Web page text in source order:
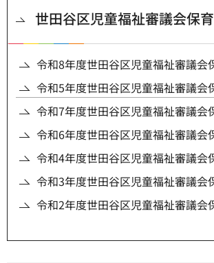
世田谷区児童福祉審議会保
令和8年度世田谷区児童福祉審議会
令和5年度世田谷区児童福祉審議会
令和7年度世田谷区児童福祉審議会
令和6年度世田谷区児童福祉審議会
令和4年度世田谷区児童福祉審議会
令和3年度世田谷区児童福祉審議会
令和2年度世田谷区児童福祉審議会